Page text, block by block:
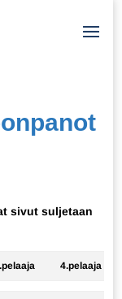
sivut suljetaan
4.pelaaja